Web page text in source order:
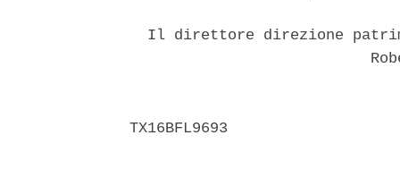
Il direttore direzione